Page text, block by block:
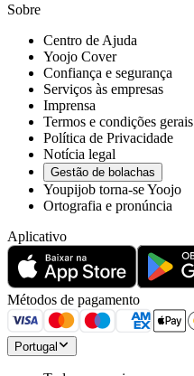
Sobre
Centro de Ajuda
Yoojo Cover
Confiança e segurança
Serviços às empresas
Imprensa
Termos e condições gerais
Política de Privacidade
Notícia legal
Gestão de bolachas
Youpijob torna-se Yoojo
Ortografia e pronúncia
Aplicativo
Métodos de pagamento
Portugal